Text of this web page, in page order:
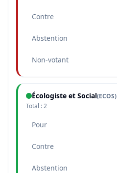
Contre
Abstention
Non-votant
Écologiste et Social(ECOS)
Total :2
Pour
Contre
Abstention